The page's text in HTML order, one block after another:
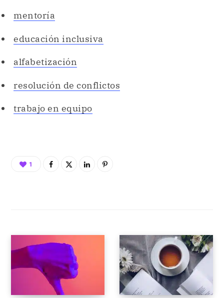
mentoría
educación inclusiva
alfabetización
resolución de conflictos
trabajo en equipo
1